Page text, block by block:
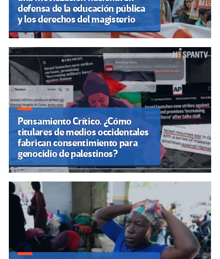
defensa de la educación pública
y los derechos del magisterio
Pensamiento Crítico. ¿Cómo
titulares de medios occidentales
fabrican consentimiento para
genocidio de palestinos?